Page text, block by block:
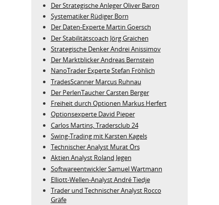
Der Strategische Anleger Oliver Baron
Systematiker Rüdiger Born
Der Daten-Experte Martin Goersch
Der Stabilitätscoach Jörg Graichen
Strategische Denker Andrei Anissimov
Der Marktblicker Andreas Bernstein
NanoTrader Experte Stefan Fröhlich
TradesScanner Marcus Ruhnau
Der PerlenTaucher Carsten Berger
Freiheit durch Optionen Markus Herfert
Optionsexperte David Pieper
Carlos Martins, Tradersclub 24
Swing-Trading mit Karsten Kagels
Technischer Analyst Murat Örs
Aktien Analyst Roland Jegen
Softwareentwickler Samuel Wartmann
Elliott-Wellen-Analyst André Tiedje
Trader und Technischer Analyst Rocco
Gräfe